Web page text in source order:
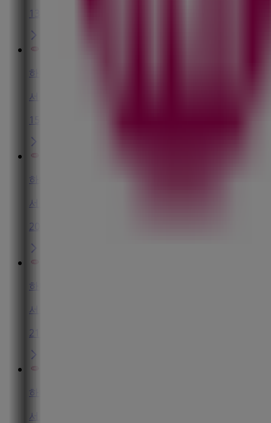
134 m
하나투어
서울특별시 중구 무교로15, 13층 1302호 (무교동, 남강건
155 m
하나투어
서울특별시 중구 남대문로9길51, 910 (을지로1가, 효덕빌
209 m
하나투어
서울특별시 중구 무교로28,405(무교동,시그너스빌딩), 중
216 m
하나투어
서울특별시 중구 무교로32, 902호 (무교동, 효령빌딩), 중